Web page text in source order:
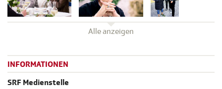
Alle anzeigen
INFORMATIONEN
SRF Medienstelle